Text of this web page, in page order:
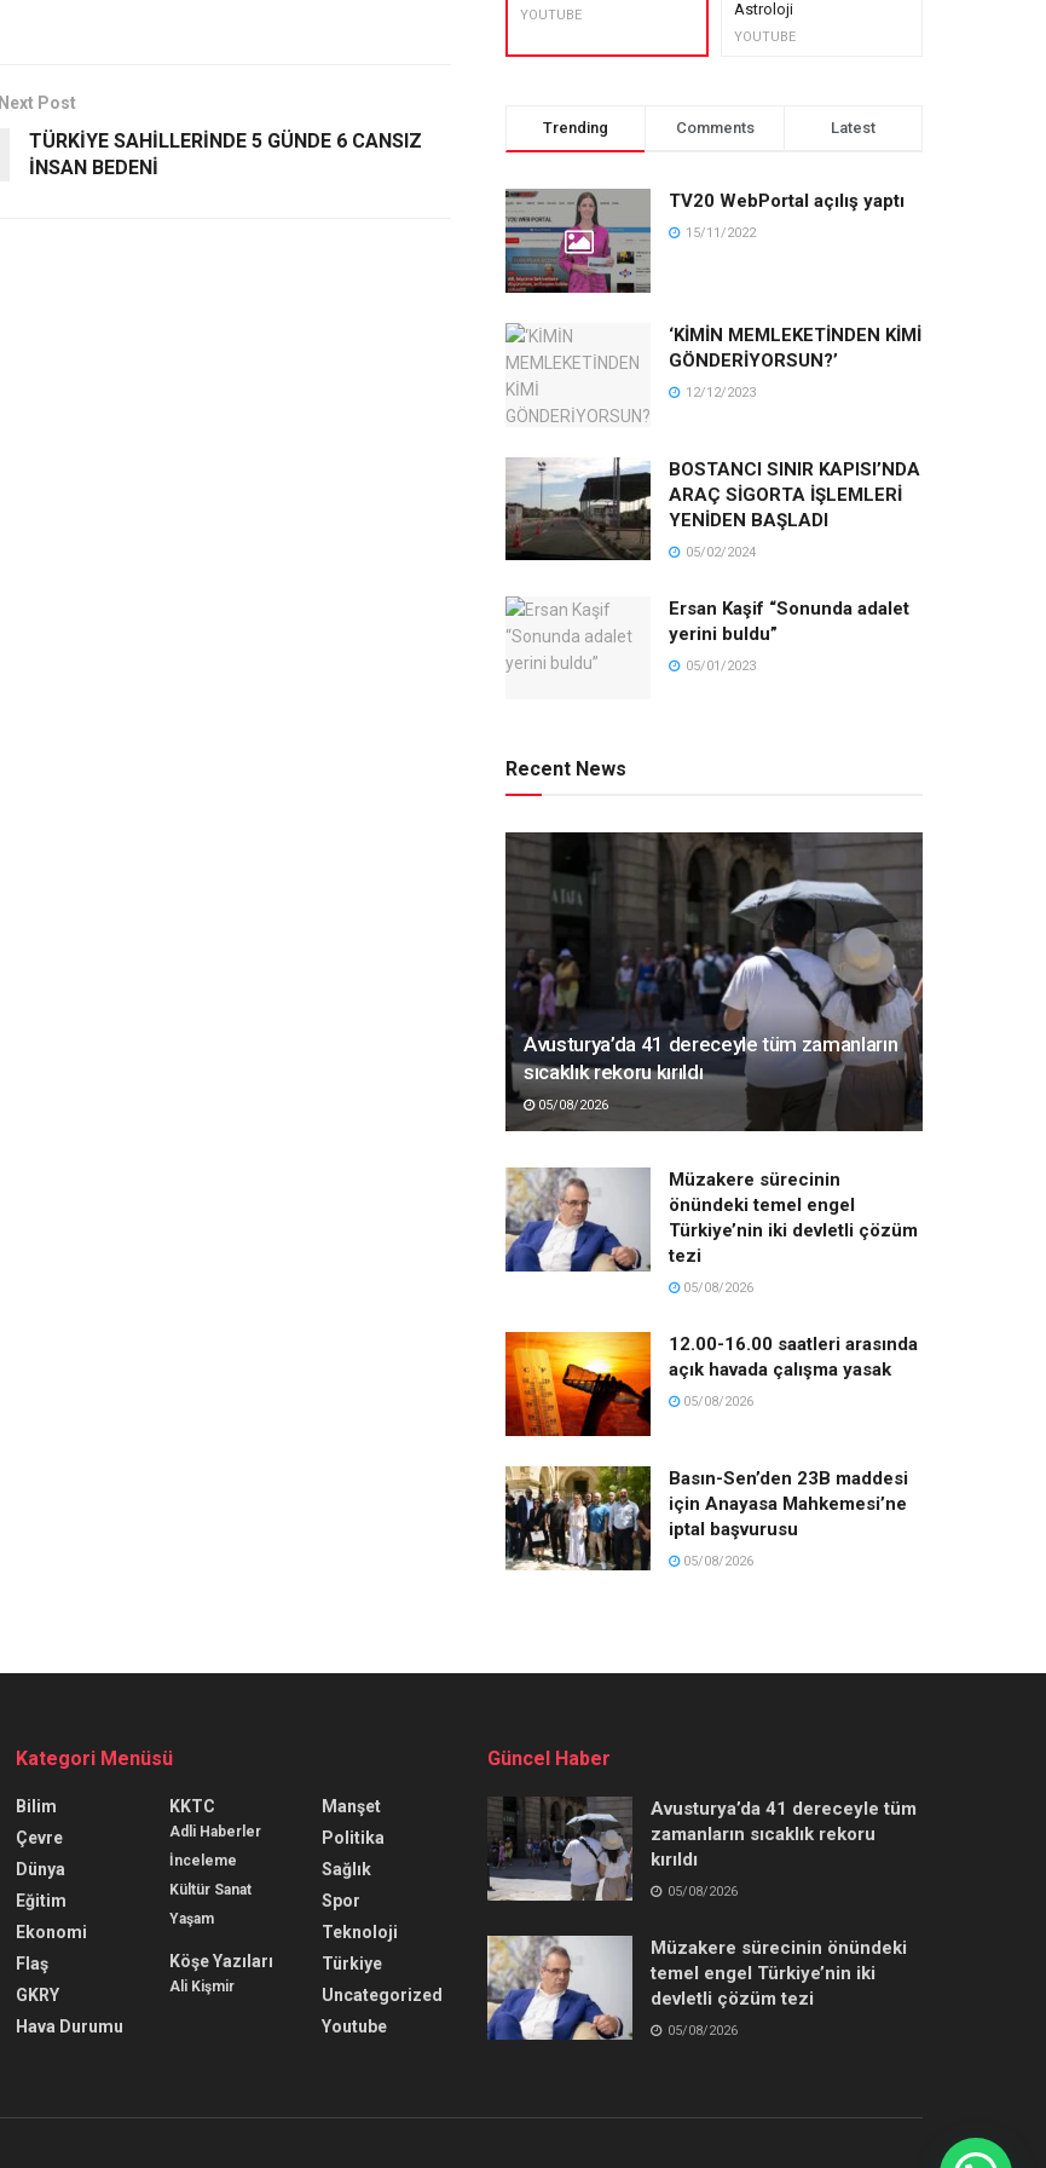
Next Post
TÜRKİYE SAHİLLERİNDE 5 GÜNDE 6 CANSIZ
İNSAN BEDENİ
YOUTUBE
Astroloji
YOUTUBE
Trending Comments Latest
TV20 WebPortal açılış yaptı
15/11/2022
‘KİMİN MEMLEKETİNDEN KİMİ
GÖNDERİYORSUN?’
12/12/2023
BOSTANCI SINIR KAPISI’NDA
ARAÇ SİGORTA İŞLEMLERİ
YENİDEN BAŞLADI
05/02/2024
Ersan Kaşif “Sonunda adalet
yerini buldu”
05/01/2023
Recent News
Avusturya’da 41 dereceyle tüm zamanların
sıcaklık rekoru kırıldı
05/08/2026
Müzakere sürecinin
önündeki temel engel
Türkiye’nin iki devletli çözüm
tezi
05/08/2026
12.00-16.00 saatleri arasında
açık havada çalışma yasak
05/08/2026
Basın-Sen’den 23B maddesi
için Anayasa Mahkemesi’ne
iptal başvurusu
05/08/2026
Kategori Menüsü
Bilim
Çevre
Dünya
Eğitim
Ekonomi
Flaş
GKRY
Hava Durumu
KKTC
Adli Haberler
İnceleme
Kültür Sanat
Yaşam
Köşe Yazıları
Ali Kişmir
Manşet
Politika
Sağlık
Spor
Teknoloji
Türkiye
Uncategorized
Youtube
Güncel Haber
Avusturya’da 41 dereceyle tüm
zamanların sıcaklık rekoru
kırıldı
05/08/2026
Müzakere sürecinin önündeki
temel engel Türkiye’nin iki
devletli çözüm tezi
05/08/2026